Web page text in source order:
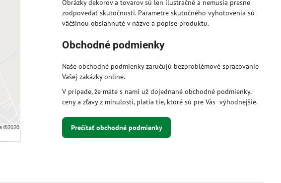
Obrázky dekorov a tovarov sú len ilustračné a nemusia presne
zodpovedať skutočnosti. Parametre skutočného vyhotovenia sú
väčšinou obsiahnuté v názve a popise produktu.
Obchodné podmienky
Naše obchodné podmienky zaručujú bezproblémové spracovanie
Vašej zakázky online.
V prípade, že máte s nami už dojednané obchodné podmienky,
ceny a zľavy z minulosti, platia tie, ktoré sú pre Vás výhodnejšie.
Prečítať obchodné podmienky